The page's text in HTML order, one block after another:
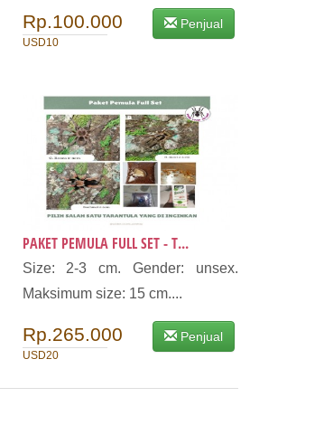
Rp.100.000
USD10
Penjual
PAKET PEMULA FULL SET - T...
Size: 2-3 cm. Gender: unsex.
Maksimum size: 15 cm....
Rp.265.000
USD20
Penjual